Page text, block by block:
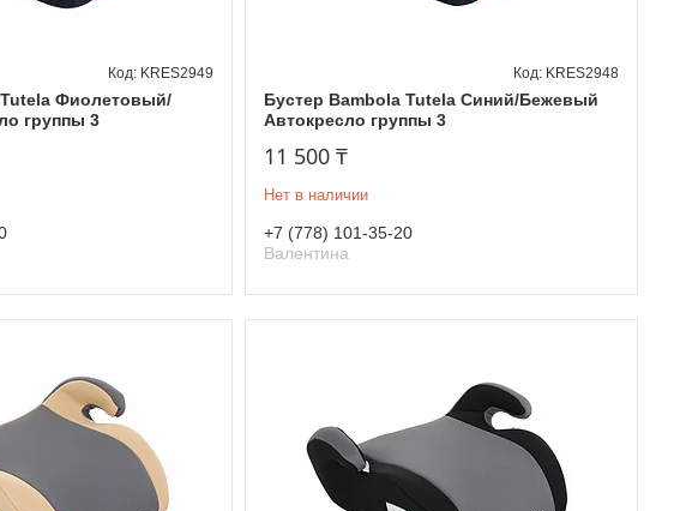
Фиолетовый/
группы 3
KRES2949
Бустер Bambola Tutela Синий/Бежевый
Автокресло группы 3
KRES2948
11 500 ₸
Нет в наличии
+7 (778) 101-35-20
Валентина